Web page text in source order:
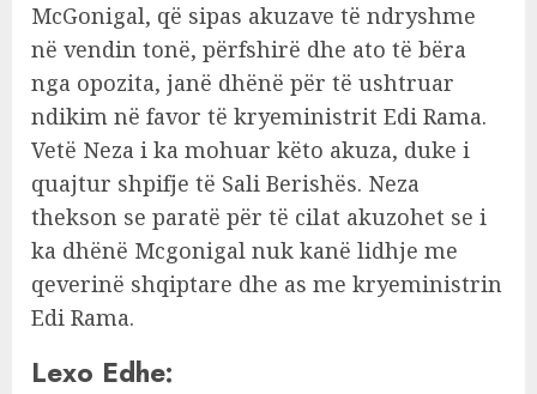
McGonigal, që sipas akuzave të ndryshme
në vendin tonë, përfshirë dhe ato të bëra
nga opozita, janë dhënë për të ushtruar
ndikim në favor të kryeministrit Edi Rama.
Vetë Neza i ka mohuar këto akuza, duke i
quajtur shpifje të Sali Berishës. Neza
thekson se paratë për të cilat akuzohet se i
ka dhënë Mcgonigal nuk kanë lidhje me
qeverinë shqiptare dhe as me kryeministrin
Edi Rama.
Lexo Edhe: